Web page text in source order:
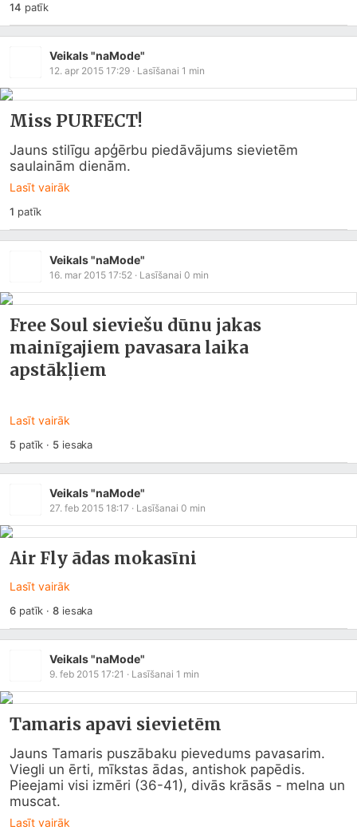
14 patīk
Veikals "naMode"
12. apr 2015 17:29 · Lasīšanai 1 min
Miss PURFECT!
Jauns stilīgu apģērbu piedāvājums sievietēm
saulainām dienām.
Lasīt vairāk
1 patīk
Veikals "naMode"
16. mar 2015 17:52 · Lasīšanai 0 min
Free Soul sieviešu dūnu jakas
mainīgajiem pavasara laika
apstākļiem
Lasīt vairāk
5patīk · 5iesaka
Veikals "naMode"
27. feb 2015 18:17 · Lasīšanai 0 min
Air Fly ādas mokasīni
Lasīt vairāk
6patīk ·8iesaka
Veikals "naMode"
9. feb 2015 17:21 · Lasīšanai 1 min
Tamaris apavi sievietēm
Jauns Tamaris puszābaku pievedums pavasarim.
Viegli un ērti, mīkstas ādas, antishok papēdis.
Pieejami visi izmēri (36-41), divās krāsās - melna un
muscat.
Lasīt vairāk